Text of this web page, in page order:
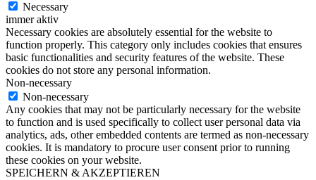
Necessary
immer aktiv
Necessary cookies are absolutely essential for the website to
function properly. This category only includes cookies that ensures
basic functionalities and security features of the website. These
cookies do not store any personal information.
Non-necessary
Non-necessary
Any cookies that may not be particularly necessary for the website
to function and is used specifically to collect user personal data via
analytics, ads, other embedded contents are termed as non-necessary
cookies. It is mandatory to procure user consent prior to running
these cookies on your website.
SPEICHERN & AKZEPTIEREN